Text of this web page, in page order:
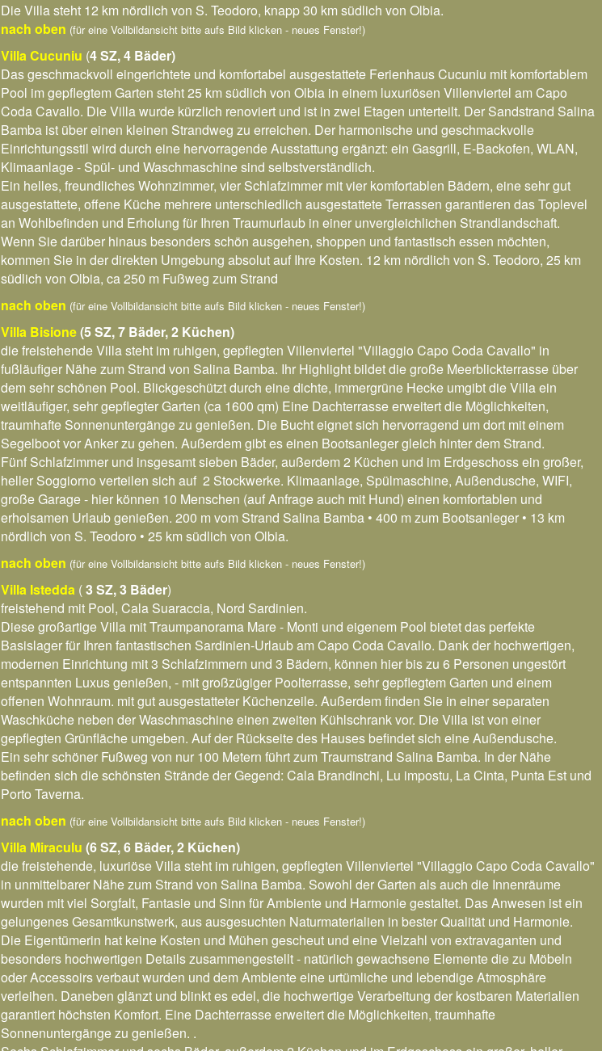
Die Villa steht 12 km nördlich von S. Teodoro, knapp 30 km südlich von Olbia.
nach oben (für eine Vollbildansicht bitte aufs Bild klicken - neues Fenster!)
Villa Cucuniu (4 SZ, 4 Bäder)
Das geschmackvoll eingerichtete und komfortabel ausgestattete Ferienhaus Cucuniu mit komfortablem
Pool im gepflegtem Garten steht 25 km südlich von Olbia in einem luxuriösen Villenviertel am Capo
Coda Cavallo. Die Villa wurde kürzlich renoviert und ist in zwei Etagen unterteilt. Der Sandstrand Salina
Bamba ist über einen kleinen Strandweg zu erreichen. Der harmonische und geschmackvolle
Einrichtungsstil wird durch eine hervorragende Ausstattung ergänzt: ein Gasgrill, E-Backofen, WLAN,
Klimaanlage - Spül- und Waschmaschine sind selbstverständlich.
Ein helles, freundliches Wohnzimmer, vier Schlafzimmer mit vier komfortablen Bädern, eine sehr gut
ausgestattete, offene Küche mehrere unterschiedlich ausgestattete Terrassen garantieren das Toplevel
an Wohlbefinden und Erholung für Ihren Traumurlaub in einer unvergleichlichen Strandlandschaft.
Wenn Sie darüber hinaus besonders schön ausgehen, shoppen und fantastisch essen möchten,
kommen Sie in der direkten Umgebung absolut auf Ihre Kosten. 12 km nördlich von S. Teodoro, 25 km
südlich von Olbia, ca 250 m Fußweg zum Strand
nach oben (für eine Vollbildansicht bitte aufs Bild klicken - neues Fenster!)
Villa Bisione(5 SZ, 7 Bäder, 2 Küchen)
die freistehende Villa steht im ruhigen, gepflegten Villenviertel "Villaggio Capo Coda Cavallo" in
fußläufiger Nähe zum Strand von Salina Bamba. Ihr Highlight bildet die große Meerblickterrasse über
dem sehr schönen Pool. Blickgeschützt durch eine dichte, immergrüne Hecke umgibt die Villa ein
weitläufiger, sehr gepflegter Garten (ca 1600 qm) Eine Dachterrasse erweitert die Möglichkeiten,
traumhafte Sonnenuntergänge zu genießen. Die Bucht eignet sich hervorragend um dort mit einem
Segelboot vor Anker zu gehen. Außerdem gibt es einen Bootsanleger gleich hinter dem Strand.
Fünf Schlafzimmer und insgesamt sieben Bäder, außerdem 2 Küchen und im Erdgeschoss ein großer,
heller Soggiorno verteilen sich auf 2 Stockwerke. Klimaanlage, Spülmaschine, Außendusche, WIFI,
große Garage - hier können 10 Menschen (auf Anfrage auch mit Hund) einen komfortablen und
erholsamen Urlaub genießen. 200 m vom Strand Salina Bamba • 400 m zum Bootsanleger • 13 km
nördlich von S. Teodoro • 25 km südlich von Olbia.
nach oben (für eine Vollbildansicht bitte aufs Bild klicken - neues Fenster!)
Villa Istedda (3 SZ, 3 Bäder)
freistehend mit Pool, Cala Suaraccia, Nord Sardinien.
Diese großartige Villa mit Traumpanorama Mare - Monti und eigenem Pool bietet das perfekte
Basislager für Ihren fantastischen Sardinien-Urlaub am Capo Coda Cavallo. Dank der hochwertigen,
modernen Einrichtung mit 3 Schlafzimmern und 3 Bädern, können hier bis zu 6 Personen ungestört
entspannten Luxus genießen, - mit großzügiger Poolterrasse, sehr gepflegtem Garten und einem
offenen Wohnraum. mit gut ausgestatteter Küchenzeile. Außerdem finden Sie in einer separaten
Waschküche neben der Waschmaschine einen zweiten Kühlschrank vor. Die Villa ist von einer
gepflegten Grünfläche umgeben. Auf der Rückseite des Hauses befindet sich eine Außendusche.
Ein sehr schöner Fußweg von nur 100 Metern führt zum Traumstrand Salina Bamba. In der Nähe
befinden sich die schönsten Strände der Gegend: Cala Brandinchi, Lu impostu, La Cinta, Punta Est und
Porto Taverna.
nach oben (für eine Vollbildansicht bitte aufs Bild klicken - neues Fenster!)
Villa Miraculu (6 SZ, 6 Bäder, 2 Küchen)
die freistehende, luxuriöse Villa steht im ruhigen, gepflegten Villenviertel "Villaggio Capo Coda Cavallo"
in unmittelbarer Nähe zum Strand von Salina Bamba. Sowohl der Garten als auch die Innenräume
wurden mit viel Sorgfalt, Fantasie und Sinn für Ambiente und Harmonie gestaltet. Das Anwesen ist ein
gelungenes Gesamtkunstwerk, aus ausgesuchten Naturmaterialien in bester Qualität und Harmonie.
Die Eigentümerin hat keine Kosten und Mühen gescheut und eine Vielzahl von extravaganten und
besonders hochwertigen Details zusammengestellt - natürlich gewachsene Elemente die zu Möbeln
oder Accessoirs verbaut wurden und dem Ambiente eine urtümliche und lebendige Atmosphäre
verleihen. Daneben glänzt und blinkt es edel, die hochwertige Verarbeitung der kostbaren Materialien
garantiert höchsten Komfort. Eine Dachterrasse erweitert die Möglichkeiten, traumhafte
Sonnenuntergänge zu genießen. .